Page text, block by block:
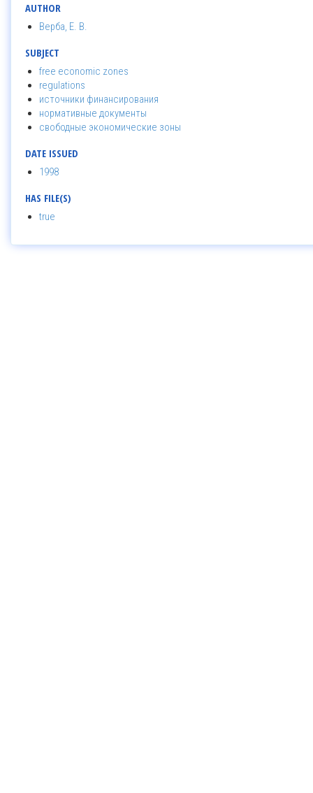
AUTHOR
Верба, Е. В.
SUBJECT
free economic zones
regulations
источники финансирования
нормативные документы
свободные экономические зоны
DATE ISSUED
1998
HAS FILE(S)
true